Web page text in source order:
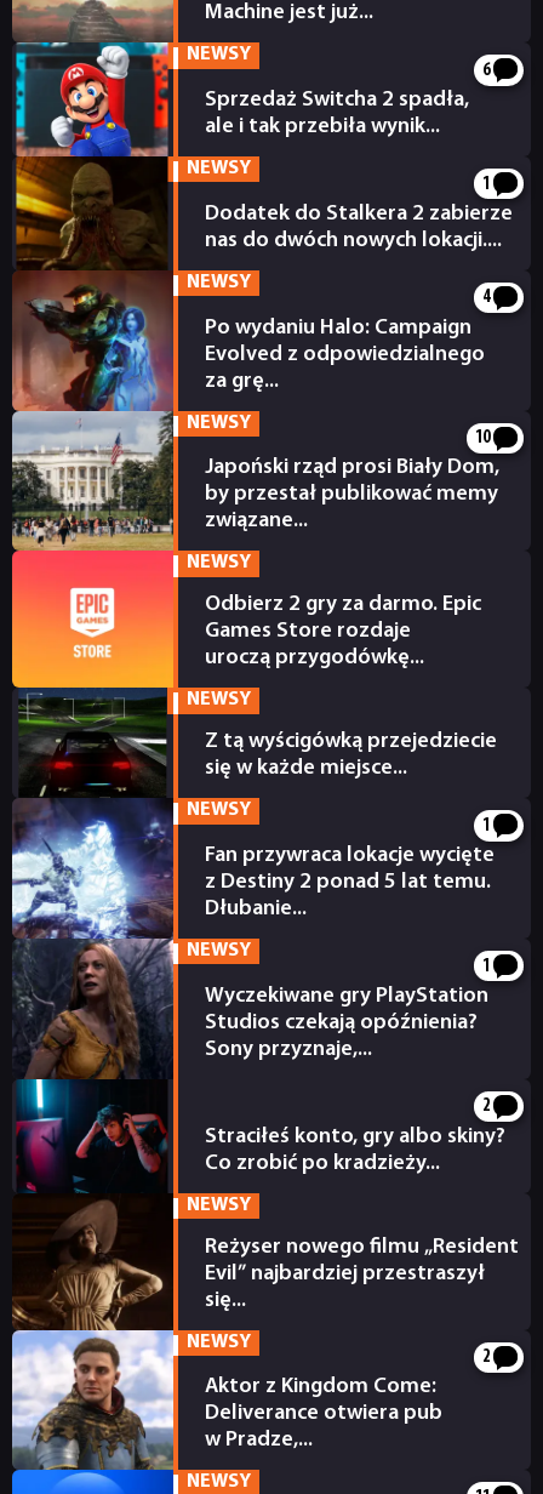
Machine jest już...
NEWSY
6
Sprzedaż Switcha 2 spadła,
ale i tak przebiła wynik...
NEWSY
1
Dodatek do Stalkera 2 zabierze
nas do dwóch nowych lokacji....
NEWSY
4
Po wydaniu Halo: Campaign
Evolved z odpowiedzialnego
za grę...
NEWSY
10
Japoński rząd prosi Biały Dom,
by przestał publikować memy
związane...
NEWSY
Odbierz 2 gry za darmo. Epic
Games Store rozdaje
uroczą przygodówkę...
NEWSY
Z tą wyścigówką przejedziecie
się w każde miejsce...
NEWSY
1
Fan przywraca lokacje wycięte
z Destiny 2 ponad 5 lat temu.
Dłubanie...
NEWSY
1
Wyczekiwane gry PlayStation
Studios czekają opóźnienia?
Sony przyznaje,...
2
Straciłeś konto, gry albo skiny?
Co zrobić po kradzieży...
NEWSY
Reżyser nowego filmu „Resident
Evil” najbardziej przestraszył
się...
NEWSY
2
Aktor z Kingdom Come:
Deliverance otwiera pub
w Pradze,...
NEWSY